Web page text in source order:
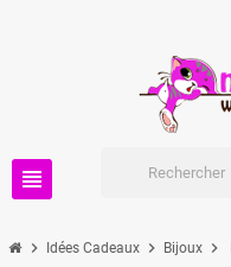
view_headline
chevron_right Idées Cadeaux chevron_right Bijoux chevron_right